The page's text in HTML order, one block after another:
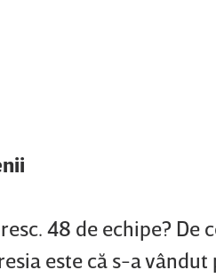
48 de echipe? De
este că s-a